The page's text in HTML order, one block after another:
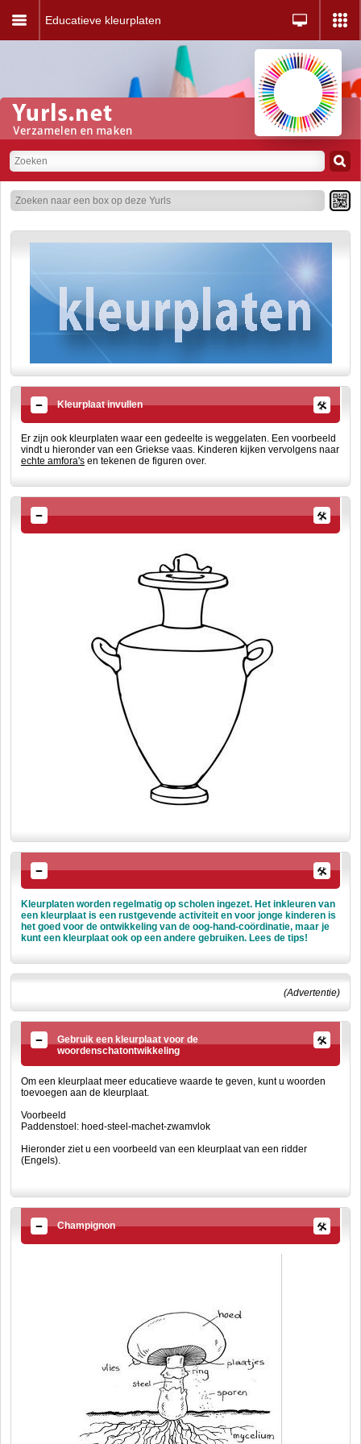
Educatieve kleurplaten
Kleurplaat invullen
Er zijn ook kleurplaten waar een gedeelte is weggelaten. Een voorbeeld
vindt u hieronder van een Griekse vaas. Kinderen kijken vervolgens naar
echte amfora's en tekenen de figuren over.
Kleurplaten worden regelmatig op scholen ingezet. Het inkleuren van
een kleurplaat is een rustgevende activiteit en voor jonge kinderen is
het goed voor de ontwikkeling van de oog-hand-coördinatie, maar je
kunt een kleurplaat ook op een andere gebruiken. Lees de tips!
(Advertentie)
Gebruik een kleurplaat voor de
woordenschatontwikkeling
Om een kleurplaat meer educatieve waarde te geven, kunt u woorden
toevoegen aan de kleurplaat.
Voorbeeld
Paddenstoel: hoed-steel-machet-zwamvlok
Hieronder ziet u een voorbeeld van een kleurplaat van een ridder
(Engels).
Champignon